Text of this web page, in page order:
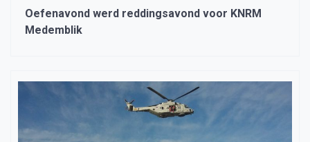
Oefenavond werd reddingsavond voor KNRM
Medemblik